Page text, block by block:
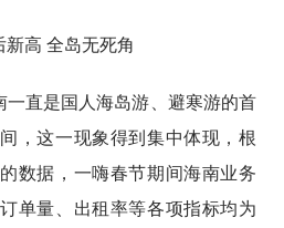
高 全岛无死角
一直是国人海岛游、避寒游的首
，这一现象得到集中体现，根
的数据，一嗨春节期间海南业务
单量、出租率等各项指标均为